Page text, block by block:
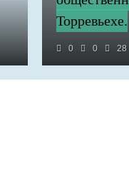
Торревьехе.
0 0 28